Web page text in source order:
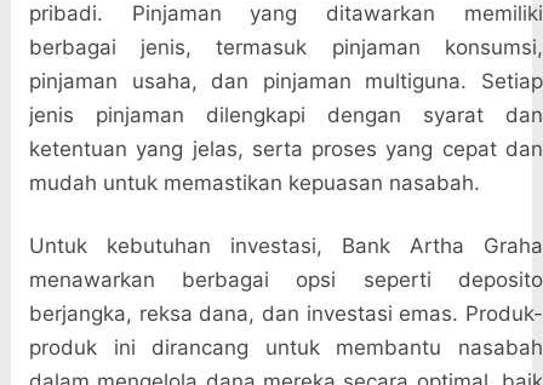
pribadi. Pinjaman yang ditawarkan memiliki
berbagai jenis, termasuk pinjaman konsumsi,
pinjaman usaha, dan pinjaman multiguna. Setiap
jenis pinjaman dilengkapi dengan syarat dan
ketentuan yang jelas, serta proses yang cepat dan
mudah untuk memastikan kepuasan nasabah.
Untuk kebutuhan investasi, Bank Artha Graha
menawarkan berbagai opsi seperti deposito
berjangka, reksa dana, dan investasi emas. Produk-
produk ini dirancang untuk membantu nasabah